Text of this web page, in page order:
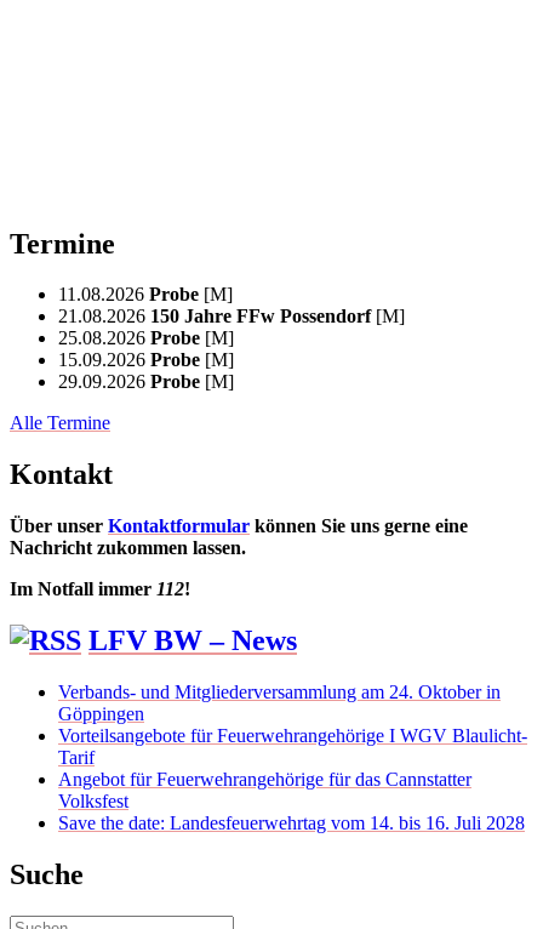
Termine
11.08.2026 Probe [M]
21.08.2026 150 Jahre FFw Possendorf [M]
25.08.2026 Probe [M]
15.09.2026 Probe [M]
29.09.2026 Probe [M]
Alle Termine
Kontakt
Über unser Kontaktformular können Sie uns gerne eine
Nachricht zukommen lassen.
Im Notfall immer 112!
LFV BW – News
Verbands- und Mitgliederversammlung am 24. Oktober in
Göppingen
Vorteilsangebote für Feuerwehrangehörige I WGV Blaulicht-
Tarif
Angebot für Feuerwehrangehörige für das Cannstatter
Volksfest
Save the date: Landesfeuerwehrtag vom 14. bis 16. Juli 2028
Suche
Suchen